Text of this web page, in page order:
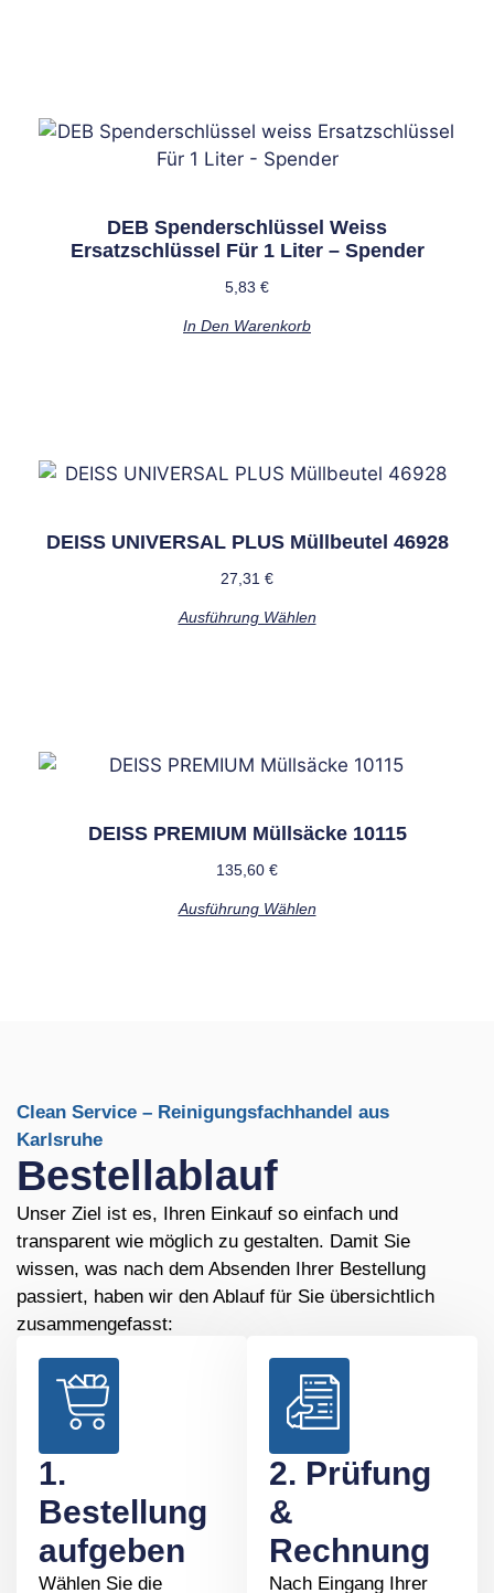
DEB Spenderschlüssel Weiss
Ersatzschlüssel Für 1 Liter – Spender
5,83 €
In Den Warenkorb
DEISS UNIVERSAL PLUS Müllbeutel 46928
27,31 €
Ausführung Wählen
DEISS PREMIUM Müllsäcke 10115
135,60 €
Ausführung Wählen
Clean Service – Reinigungsfachhandel aus
Karlsruhe
Bestellablauf
Unser Ziel ist es, Ihren Einkauf so einfach und
transparent wie möglich zu gestalten. Damit Sie
wissen, was nach dem Absenden Ihrer Bestellung
passiert, haben wir den Ablauf für Sie übersichtlich
zusammengefasst:
1.
Bestellung
aufgeben
Wählen Sie die
2. Prüfung
&
Rechnung
Nach Eingang Ihrer